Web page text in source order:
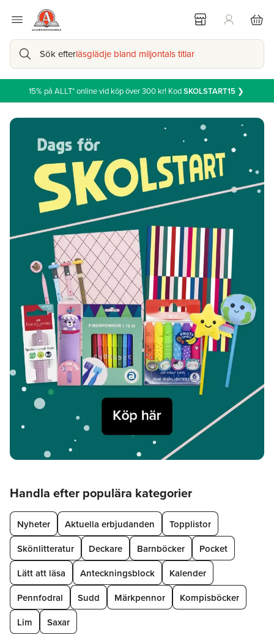
Sök efterläsglädje bland miljontals titlar
15% på ALLT* online vid köp över 300 kr! KodSKOLSTART15❯
Handla efter populära kategorier
Nyheter Aktuella erbjudanden
Topplistor
Skönlitteratur
Deckare Barnböcker
Pocket
Lätt att läsa
Anteckningsblock
Kalender
Pennfodral
Sudd Märkpennor
Kompisböcker
Lim
Saxar